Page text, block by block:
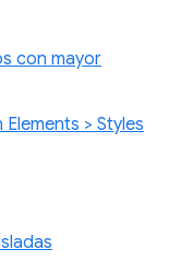
con mayor
> Styles